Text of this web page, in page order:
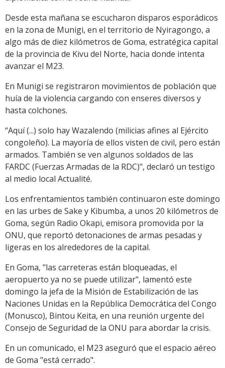
Desde esta mañana se escucharon disparos esporádicos
en la zona de Munigi, en el territorio de Nyiragongo, a
algo más de diez kilómetros de Goma, estratégica capital
de la provincia de Kivu del Norte, hacia donde intenta
avanzar el M23.
En Munigi se registraron movimientos de población que
huía de la violencia cargando con enseres diversos y
hasta colchones.
“Aquí (...) solo hay Wazalendo (milicias afines al Ejército
congoleño). La mayoría de ellos visten de civil, pero están
armados. También se ven algunos soldados de las
FARDC (Fuerzas Armadas de la RDC)", declaró un testigo
al medio local Actualité.
Los enfrentamientos también continuaron este domingo
en las urbes de Sake y Kibumba, a unos 20 kilómetros de
Goma, según Radio Okapi, emisora promovida por la
ONU, que reportó detonaciones de armas pesadas y
ligeras en los alrededores de la capital.
En Goma, "las carreteras están bloqueadas, el
aeropuerto ya no se puede utilizar", lamentó este
domingo la jefa de la Misión de Estabilización de las
Naciones Unidas en la República Democrática del Congo
(Monusco), Bintou Keita, en una reunión urgente del
Consejo de Seguridad de la ONU para abordar la crisis.
En un comunicado, el M23 aseguró que el espacio aéreo
de Goma "está cerrado".